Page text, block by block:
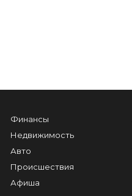
Финансы
Недвижимость
Авто
Происшествия
Афиша